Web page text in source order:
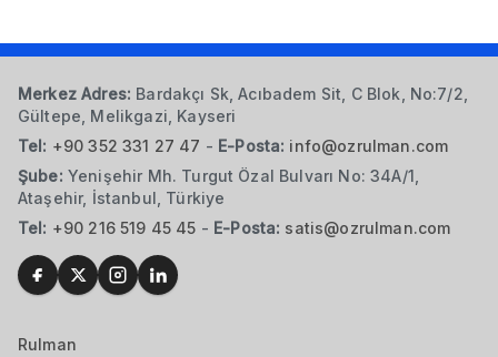
Merkez Adres: Bardakçı Sk, Acıbadem Sit, C Blok, No:7/2,
Gültepe, Melikgazi, Kayseri
Tel: +90 352 331 27 47 - E-Posta: info@ozrulman.com
Şube: Yenişehir Mh. Turgut Özal Bulvarı No: 34A/1,
Ataşehir, İstanbul, Türkiye
Tel: +90 216 519 45 45 - E-Posta: satis@ozrulman.com
Rulman